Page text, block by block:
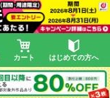
カート はじめての方へ